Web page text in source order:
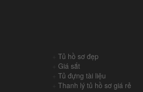
Tủ hồ sơ đẹp
Giá sắt
Tủ đựng tài liệu
Thanh lý tủ hồ sơ giá rẻ